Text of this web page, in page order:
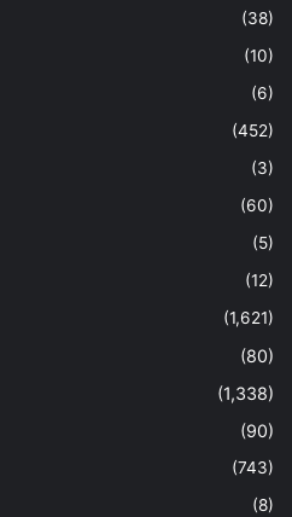
(38)
(10)
(6)
(452)
(3)
(60)
(5)
(12)
(1,621)
(80)
(1,338)
(90)
(743)
(8)